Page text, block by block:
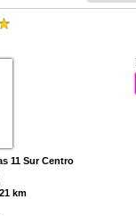
11 Sur Centro
km